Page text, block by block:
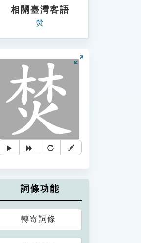
相關臺灣客語
焚
詞條功能
轉寄詞條